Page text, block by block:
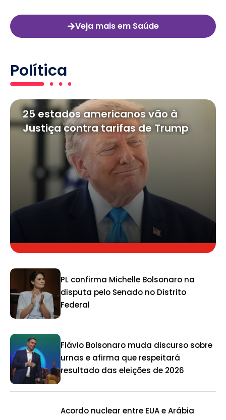
Veja mais em Saúde
Política
25 estados americanos vão à
Justiça contra tarifas de Trump
PL confirma Michelle Bolsonaro na
disputa pelo Senado no Distrito
Federal
Flávio Bolsonaro muda discurso sobre
urnas e afirma que respeitará
resultado das eleições de 2026
Acordo nuclear entre EUA e Arábia